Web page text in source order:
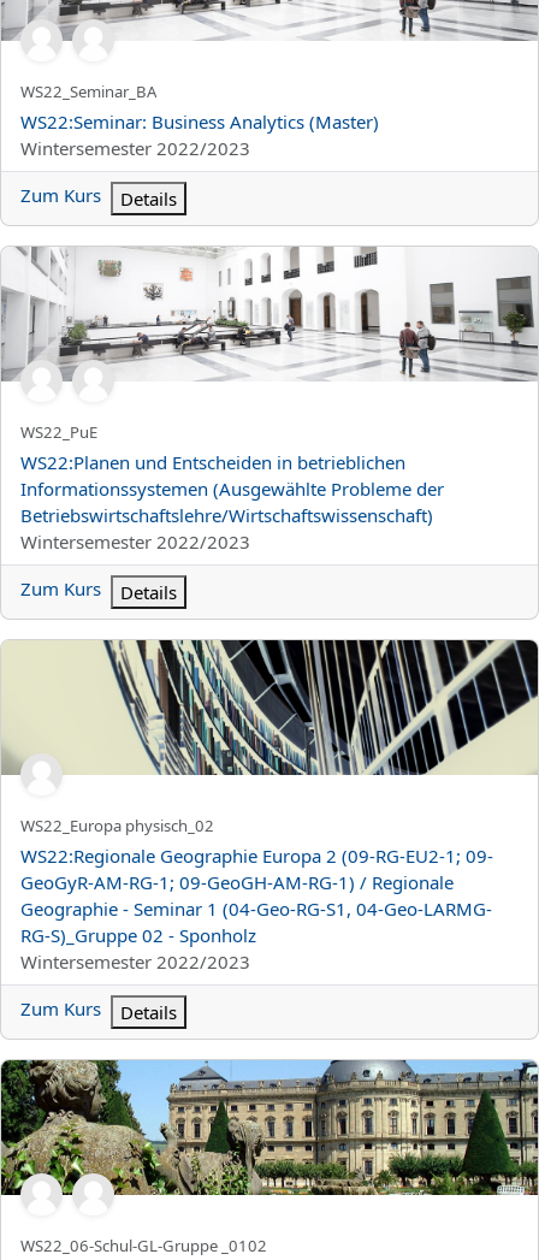
Kurzer Kursname
WS22_Seminar_BA
Kursname
WS22:Seminar: Business Analytics (Master)
Kursbereich
Wintersemester 2022/2023
Zum Kurs
Details
WS22:Planen und Entscheiden in betrieblichen
Kurzer Kursname
WS22_PuE
Kursname
WS22:Planen und Entscheiden in betrieblichen
Informationssystemen (Ausgewählte Probleme der
Betriebswirtschaftslehre/Wirtschaftswissenschaft)
Kursbereich
Wintersemester 2022/2023
Zum Kurs
Details
WS22:Regionale Geographie Europa 2 (09-RG-EU2-1; 09-
Kurzer Kursname
WS22_Europa physisch_02
Kursname
WS22:Regionale Geographie Europa 2 (09-RG-EU2-1; 09-
GeoGyR-AM-RG-1; 09-GeoGH-AM-RG-1) / Regionale
Geographie - Seminar 1 (04-Geo-RG-S1, 04-Geo-LARMG-
RG-S)_Gruppe 02 - Sponholz
Kursbereich
Wintersemester 2022/2023
Zum Kurs
Details
WS22:Grundlagen der Schulpädagogik im Überblick_Gruppe
Kurzer Kursname
WS22_06-Schul-GL-Gruppe _0102